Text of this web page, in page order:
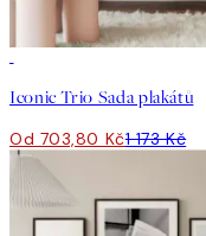
Iconic Trio Sada plakátů
Od 703,80 Kč1 173 Kč